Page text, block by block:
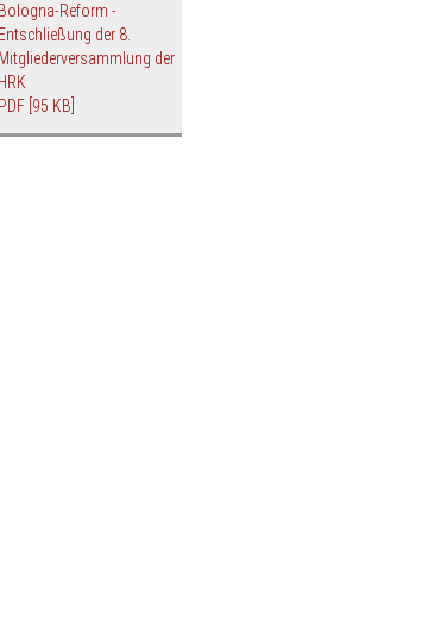
Bologna-Reform -
Entschließung der 8.
Mitgliederversammlung der
HRK
PDF [95 KB]